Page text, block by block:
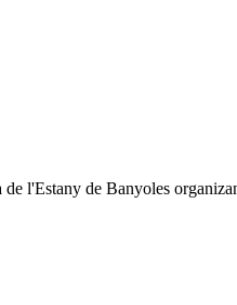
l'Estany de Banyoles